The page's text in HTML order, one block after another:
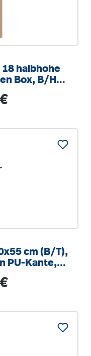
18 halbhohe
Box, B/H/T
cm (B/T),
PU-Kante,